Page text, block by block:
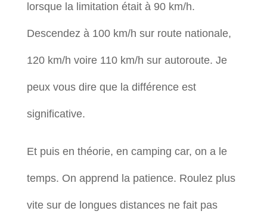
lorsque la limitation était à 90 km/h.
Descendez à 100 km/h sur route nationale,
120 km/h voire 110 km/h sur autoroute. Je
peux vous dire que la différence est
significative.
Et puis en théorie, en camping car, on a le
temps. On apprend la patience. Roulez plus
vite sur de longues distances ne fait pas